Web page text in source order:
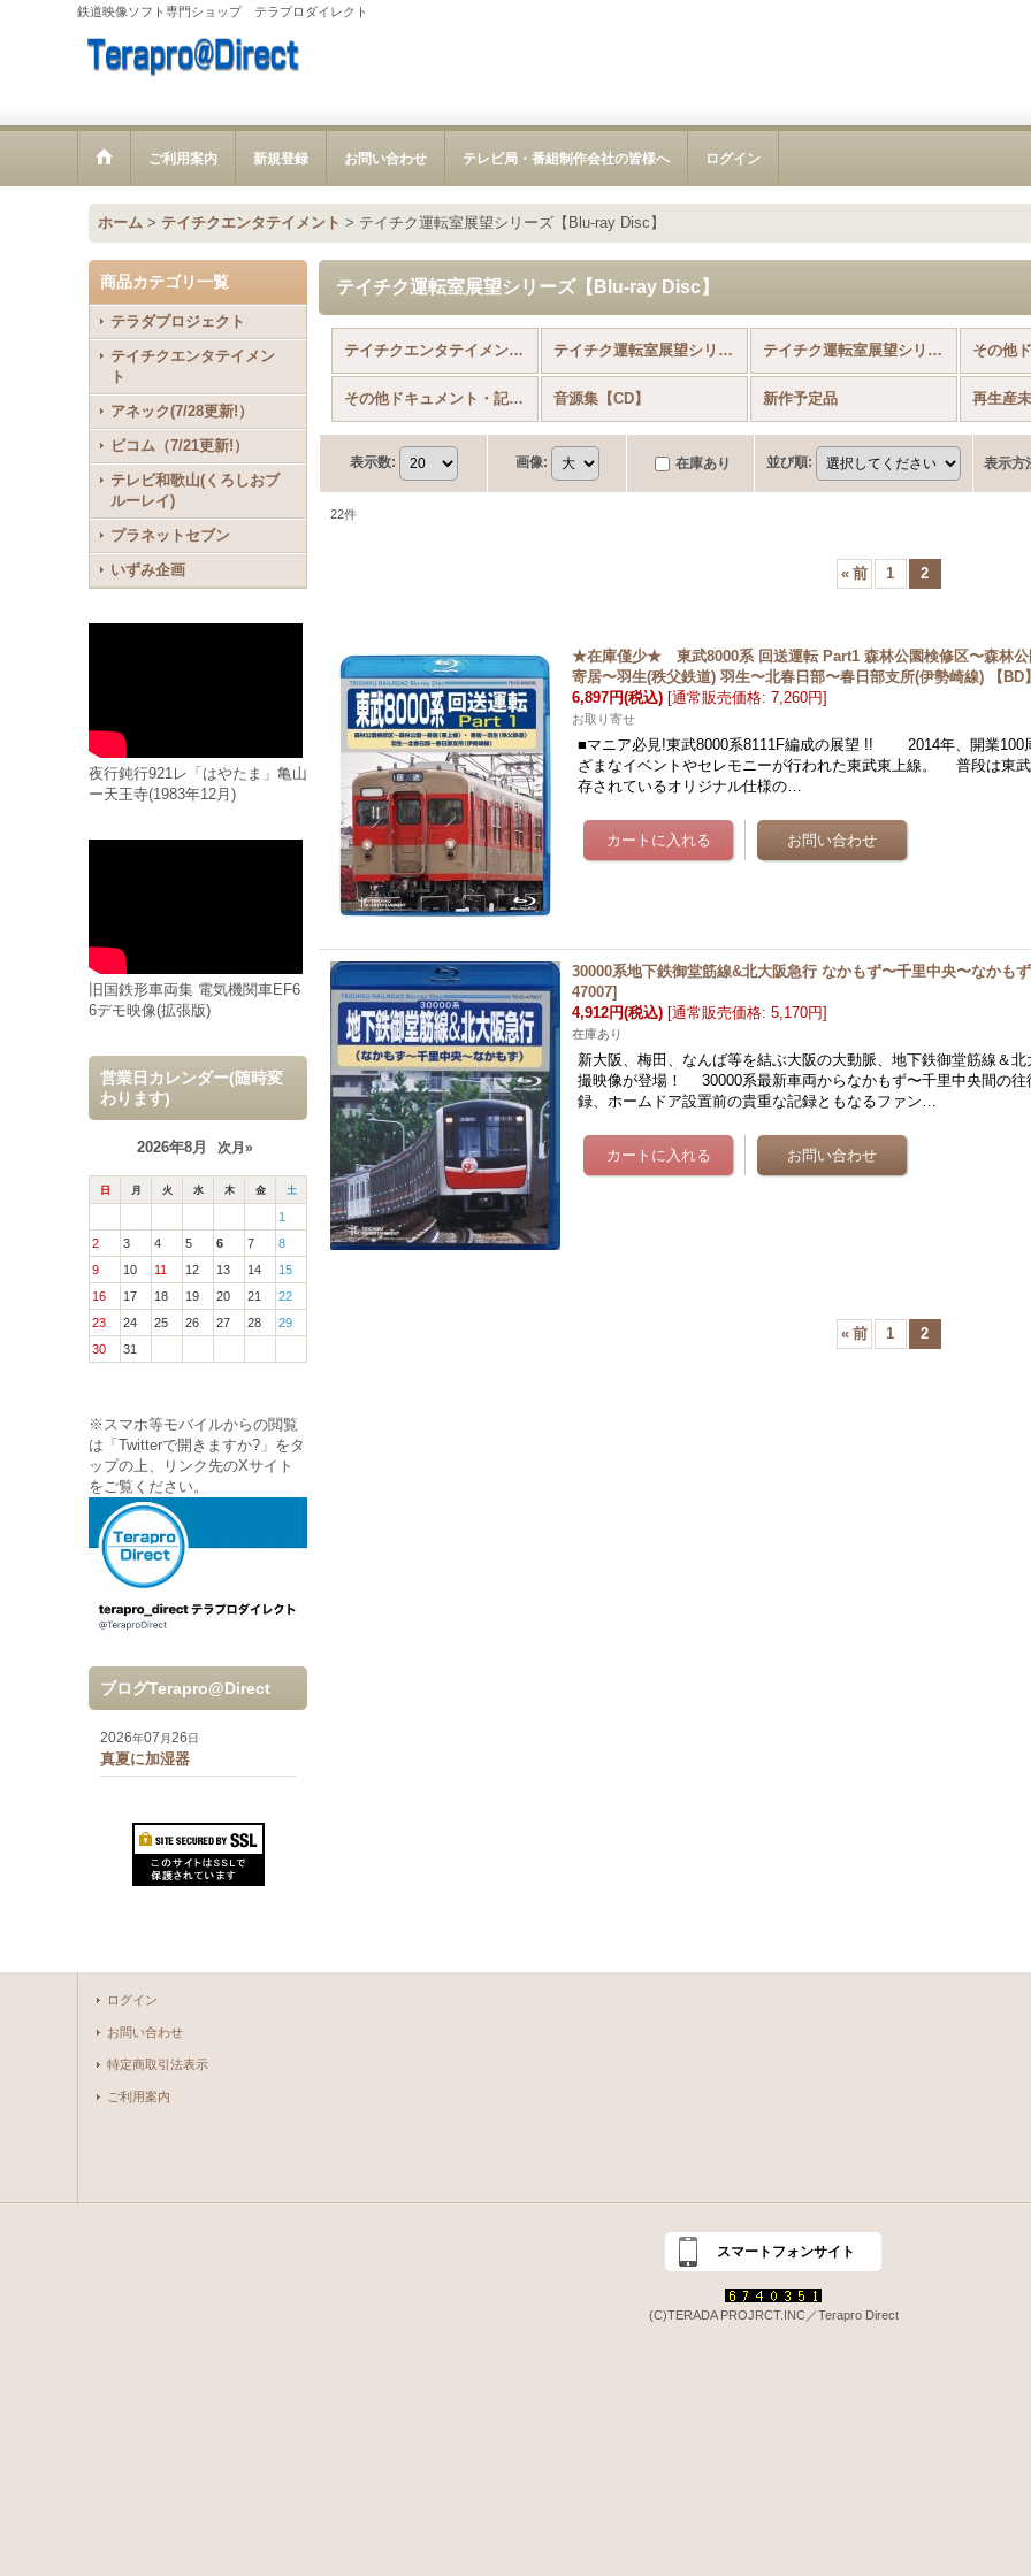
鉄道映像ソフト専門ショップ テラプロダイレクト
ご利用案内 新規登録 お問い合わせ テレビ局・番組制作会社の皆様へ ログイン
ホーム > テイチクエンタテイメント > テイチク運転室展望シリーズ【Blu-ray Disc】
商品カテゴリ一覧
テラダプロジェクト
テイチクエンタテイメン
ト
アネック(7/28更新!）
ビコム（7/21更新!）
テレビ和歌山(くろしおブ
ルーレイ)
プラネットセブン
いずみ企画
夜行鈍行921レ「はやたま」亀山
ー天王寺(1983年12月)
旧国鉄形車両集 電気機関車EF6
6デモ映像(拡張版)
営業日カレンダー(随時変
わります)
2026年8月 次月»
日 月 火 水 木 金 土
1
2
3 4 5 6 7
8
9
10 11 12 13 14
15
16
17 18 19 20 21
22
23
24 25 26 27 28
29
30
31
※スマホ等モバイルからの閲覧
は「Twitterで開きますか?」をタ
ップの上、リンク先のXサイト
をご覧ください。
ブログTerapro@Direct
2026年07 月26日
真夏に加湿器
テイチク運転室展望シリーズ【Blu-ray Disc】
テイチクエンタテイメント (全商品) テイチク運転室展望シリーズ【Blu-ray Disc】 テイチク運転室展望シリーズ【DVD】
その他ドキュメント・記録作品【DVD】 音源集【CD】 新作予定品 再生産
表示数: 画像: 在庫あり 並び順: 表示方
22件
« 前 1 2
★在庫僅少★ 東武8000系 回送運転 Part1 森林公園検修区〜森林公
寄居〜羽生(秩父鉄道) 羽生〜北春日部〜春日部支所(伊勢崎線) 【BD】
6,897円(税込) [通常販売価格: 7,260円]
お取り寄せ
■マニア必見!東武8000系8111F編成の展望 !! 2014年、開業100
ざまなイベントやセレモニーが行われた東武東上線。 普段は東
存されているオリジナル仕様の…
30000系地下鉄御堂筋線&北大阪急行 なかもず〜千里中央〜なかもず
47007]
4,912円(税込) [通常販売価格: 5,170円]
在庫あり
新大阪、梅田、なんば等を結ぶ大阪の大動脈、地下鉄御堂筋線＆
撮映像が登場！ 30000系最新車両からなかもず〜千里中央間の往
録、ホームドア設置前の貴重な記録ともなるファン…
« 前 1 2
ログイン
お問い合わせ
特定商取引法表示
ご利用案内
スマートフォンサイト
(C)TERADA PROJRCT.INC／Terapro Direct